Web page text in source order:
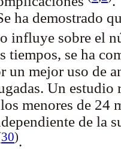
ha demostrado
influye sobre el
tiempos, se ha
un mejor uso de
Un
menores de 24
de la
30).